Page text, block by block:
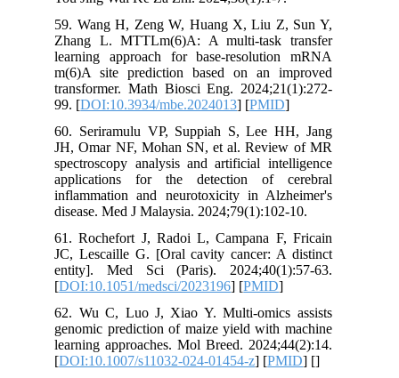
59. Wang H, Zeng W, Huang X, Liu Z, Sun Y,
Zhang L. MTTLm(6)A: A multi-task transfer
learning approach for base-resolution mRNA
m(6)A site prediction based on an improved
transformer. Math Biosci Eng. 2024;21(1):272-
99. [DOI:10.3934/mbe.2024013] [PMID
60. Seriramulu VP, Suppiah S, Lee HH, Jang
JH, Omar NF, Mohan SN, et al. Review of MR
spectroscopy analysis and artificial intelligence
applications for the detection of cerebral
inflammation and neurotoxicity in Alzheimer's
disease. Med J Malaysia. 2024;79(1):102-10.
61. Rochefort J, Radoi L, Campana F, Fricain
JC, Lescaille G. [Oral cavity cancer: A distinct
entity]. Med Sci (Paris). 2024;40(1):57-63.
[DOI:10.1051/medsci/2023196] [PMID
62. Wu C, Luo J, Xiao Y. Multi-omics assists
genomic prediction of maize yield with machine
learning approaches. Mol Breed. 2024;44(2):14.
[DOI:10.1007/s11032-024-01454-z] [PMID] [